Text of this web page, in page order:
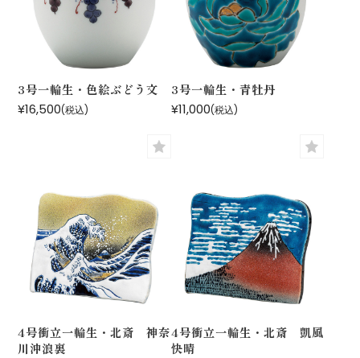
3号一輪生・色絵ぶどう文
¥16,500(税込)
3号一輪生・青牡丹
¥11,000(税込)
4号衝立一輪生・北斎 神奈
川沖浪裏
4号衝立一輪生・北斎 凱風
快晴